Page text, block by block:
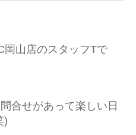
岡山店のスタッフTで
合せがあって楽しい日
)